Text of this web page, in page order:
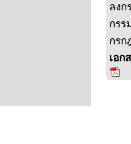
ลง
กรร
กร
เอก